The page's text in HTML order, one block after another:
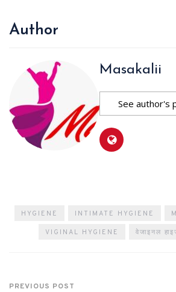
Author
Masakalii
See author's
HYGIENE INTIMATE HYGIENE
VIGINAL HYGIENE वेजाइनल
PREVIOUS POST